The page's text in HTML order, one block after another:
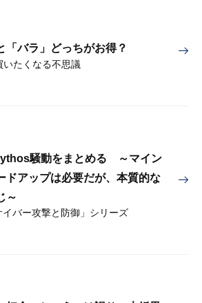
「バラ」どっちがお得？
たくなる不思議
騒動をまとめる ～マイン
ドアップは必要だが、本質的な
～
バー攻撃と防御」シリーズ